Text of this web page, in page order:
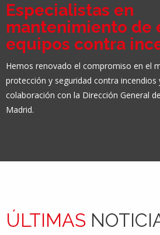
Especialistas en
mantenimiento de
equipos contra
Hemos renovado el compromiso en el
protección y seguridad contra
colaboración con la Dirección General
Madrid.
ÚLTIMAS